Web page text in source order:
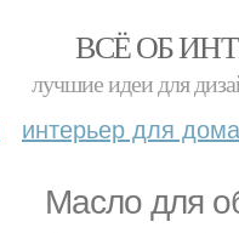
ВСЁ ОБ
лучшие идеи для
интерьер для дома
Масло для